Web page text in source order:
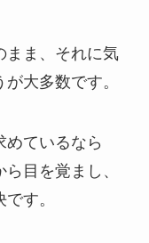
ま、それに気
大多数です。
ているなら
目を覚まし、
す。